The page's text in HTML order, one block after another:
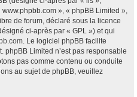
», « phpBB Limited »,
de forum, déclaré sous la licence
ci-après par « GPL ») et qui
. Le logiciel phpBB facilite
phpBB Limited n’est pas responsable
pas comme contenu ou conduite
au sujet de phpBB, veuillez